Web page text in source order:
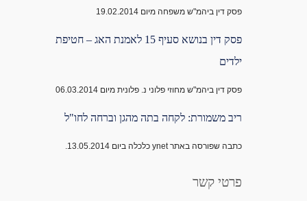
פסק דין ביהמ"ש משפחה מיום 19.02.2014
פסק דין בנושא סעיף 15 לאמנת האג – חטיפת
ילדים
פסק דין ביהמ"ש מחוזי פלוני נ. פלונית מיום 06.03.2014
ריב משמורת: לקחה בתה מהגן וברחה לחו"ל
כתבה שפורסה באתר ynet כלכלה ביום 13.05.2014.
פרטי קשר